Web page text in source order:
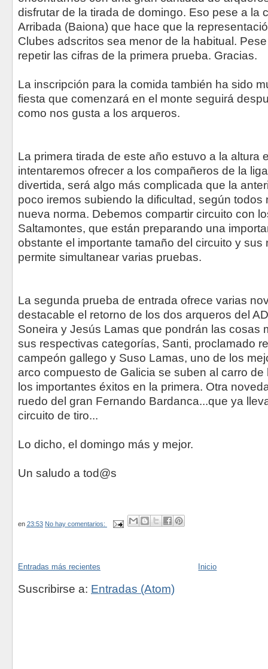
disfrutar de la tirada de domingo. Eso pese a la
Arribada (Baiona) que hace que la
Clubes adscritos sea menor de la habitual.
repetir las cifras de la primera prueba. Gracias.
La inscripción para la comida también ha sido
fiesta que comenzará en el monte seguirá
como nos gusta a los arqueros.
La primera tirada de este año estuvo a la altura
intentaremos ofrecer a los compañeros de la
divertida, será algo más complicada que la
poco iremos subiendo la dificultad, según todos
nueva norma. Debemos compartir circuito con
Saltamontes, que están preparando una
obstante el importante tamaño del circuito y sus
permite simultanear varias pruebas.
La segunda prueba de entrada ofrece varias
destacable el retorno de los dos arqueros del
Soneira y Jesús Lamas que pondrán las cosas
sus respectivas categorías, Santi, proclamado
campeón gallego y Suso Lamas, uno de los
arco compuesto de Galicia se suben al carro
los importantes éxitos en la primera. Otra
ruedo del gran Fernando Bardanca...que ya
circuito de tiro...
Lo dicho, el domingo más y mejor.
Un saludo a tod@s
en 23:53 No hay comentarios:
Entradas más recientes Inicio
Suscribirse a: Entradas (Atom)